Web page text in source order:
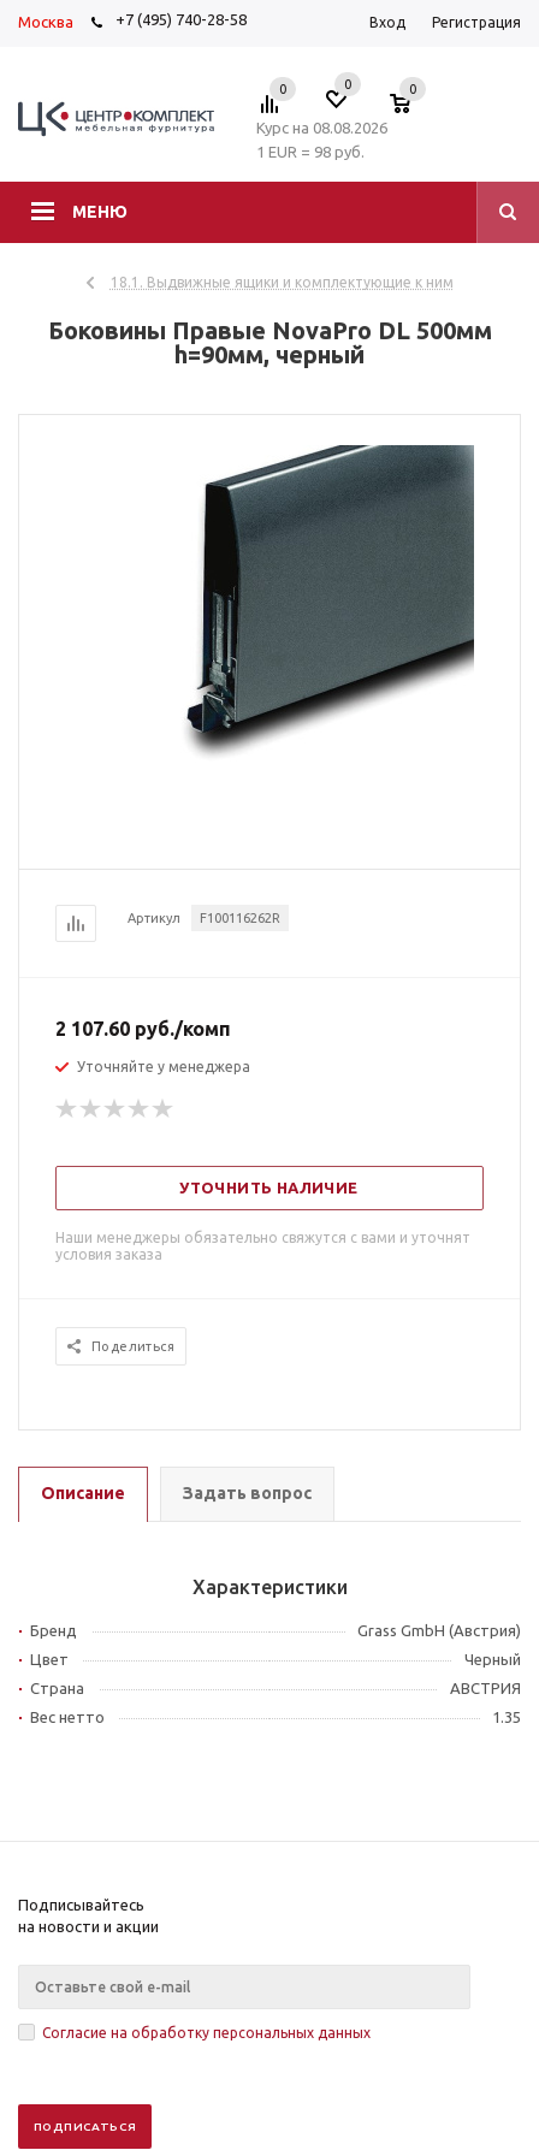
Москва +7 (495) 740-28-58 Вход Регистрация
МЕНЮ
0 0 0
Курс на 08.08.2026
1 EUR = 98 руб.
18.1. Выдвижные ящики и комплектующие к ним
Боковины Правые NovaPro DL 500мм
h=90мм, черный
Артикул F100116262R
2 107.60 руб./комп
Уточняйте у менеджера
УТОЧНИТЬ НАЛИЧИЕ
Наши менеджеры обязательно свяжутся с вами и уточнят
условия заказа
Поделиться
Описание Задать вопрос
Характеристики
Бренд
Grass GmbH (Австрия)
Цвет
Черный
Страна
АВСТРИЯ
Вес нетто
1.35
Подписывайтесь
на новости и акции
Согласие на обработку персональных данных